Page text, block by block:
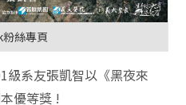
絲專頁
級系友張凱智以《黑夜來
優等獎 !